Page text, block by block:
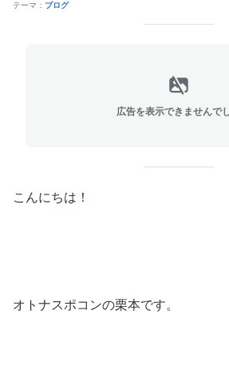
テーマ： ブログ
広告を表示できませんで
こんにちは！
オトナスポコンの栗本です。